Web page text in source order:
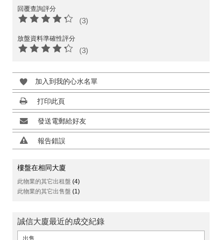
回覆查詢評分
(3)
放盤資料準確性評分
(3)
加入到我的心水名單
打印此頁
發送電郵給好友
報告錯誤
樓盤在相同大廈
此物業的其它出租盤 (4)
此物業的其它出售盤 (1)
誠信大廈最近的成交紀錄